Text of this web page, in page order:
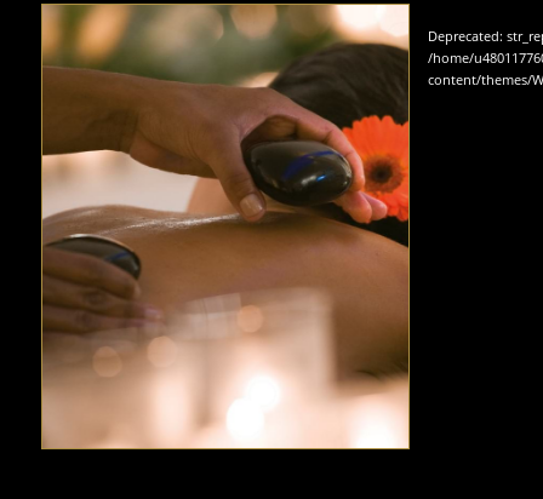
Deprecated:
/home/
content/themes/